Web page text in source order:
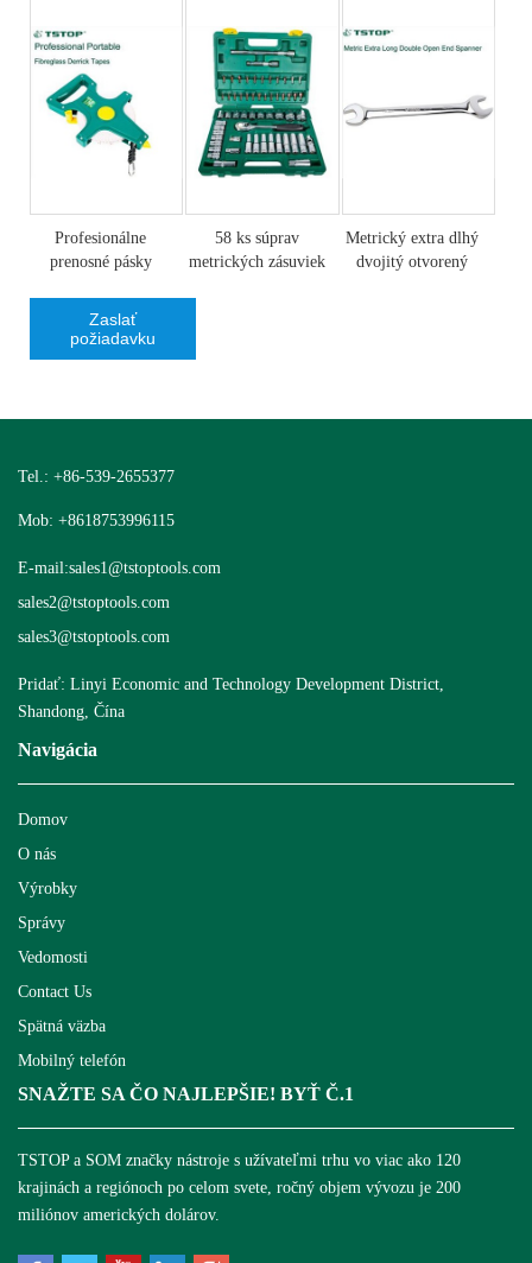
Profesionálne
prenosné pásky
sklenených v...
58 ks súprav
metrických zásuviek
Metrický extra dlhý
dvojitý otvorený
Zaslať
požiadavku
Tel.: +86-539-2655377
Mob: +8618753996115
E-mail:sales1@tstoptools.com
sales2@tstoptools.com
sales3@tstoptools.com
Pridať: Linyi Economic and Technology Development District,
Shandong, Čína
Navigácia
Domov
O nás
Výrobky
Správy
Vedomosti
Contact Us
Spätná väzba
Mobilný telefón
SNAŽTE SA ČO NAJLEPŠIE! BYŤ Č.1
TSTOP a SOM značky nástroje s užívateľmi trhu vo viac ako 120
krajinách a regiónoch po celom svete, ročný objem vývozu je 200
miliónov amerických dolárov.